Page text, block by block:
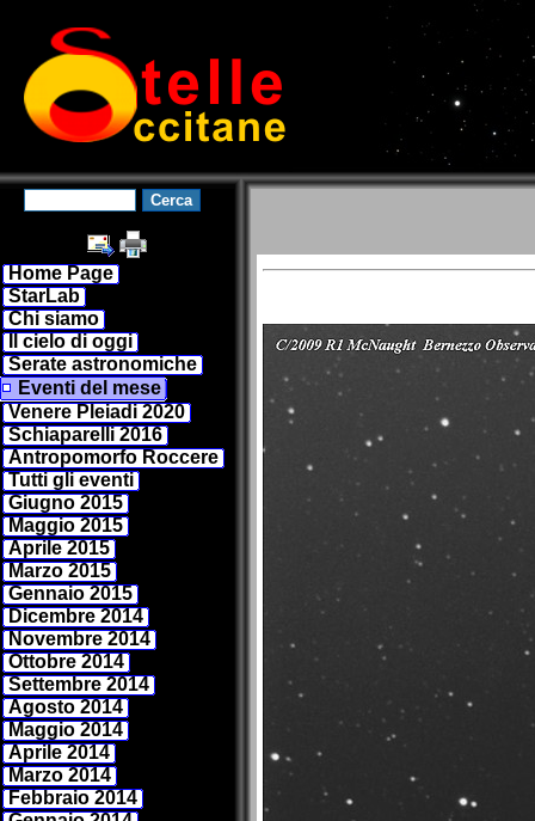
Home Page
StarLab
Chi siamo
Il cielo di oggi
Serate astronomiche
Eventi del mese
Venere Pleiadi 2020
Schiaparelli 2016
Antropomorfo Roccere
Tutti gli eventi
Giugno 2015
Maggio 2015
Aprile 2015
Marzo 2015
Gennaio 2015
Dicembre 2014
Novembre 2014
Ottobre 2014
Settembre 2014
Agosto 2014
Maggio 2014
Aprile 2014
Marzo 2014
Febbraio 2014